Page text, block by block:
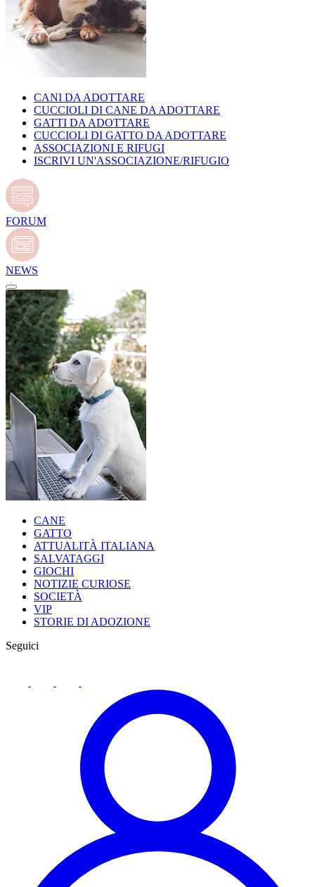
CANI DA ADOTTARE
CUCCIOLI DI CANE DA ADOTTARE
GATTI DA ADOTTARE
CUCCIOLI DI GATTO DA ADOTTARE
ASSOCIAZIONI E RIFUGI
ISCRIVI UN'ASSOCIAZIONE/RIFUGIO
FORUM
NEWS
CANE
GATTO
ATTUALITÀ ITALIANA
SALVATAGGI
GIOCHI
NOTIZIE CURIOSE
SOCIETÀ
VIP
STORIE DI ADOZIONE
Seguici